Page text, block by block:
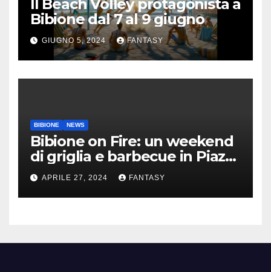
Il Beach Volley protagonista a
Bibione dal 7 al 9 giugno
GIUGNO 5, 2024 FANTASY
BIBIONE NEWS
Bibione on Fire: un weekend
di griglia e barbecue in Piazza
Treviso
APRILE 27, 2024 FANTASY